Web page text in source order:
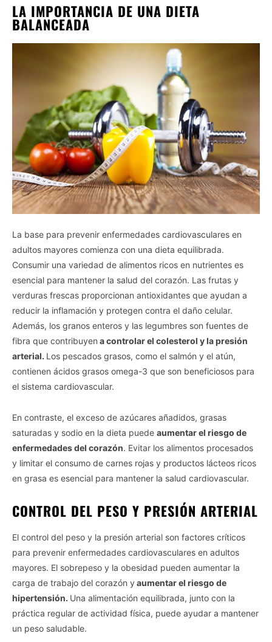
LA IMPORTANCIA DE UNA DIETA
BALANCEADA
La base para prevenir enfermedades cardiovasculares en
adultos mayores comienza con una dieta equilibrada.
Consumir una variedad de alimentos ricos en nutrientes es
esencial para mantener la salud del corazón. Las frutas y
verduras frescas proporcionan antioxidantes que ayudan a
reducir la inflamación y protegen contra el daño celular.
Además, los granos enteros y las legumbres son fuentes de
fibra que contribuyen a controlar el colesterol y la presión
arterial. Los pescados grasos, como el salmón y el atún,
contienen ácidos grasos omega-3 que son beneficiosos para
el sistema cardiovascular.
En contraste, el exceso de azúcares añadidos, grasas
saturadas y sodio en la dieta puede aumentar el riesgo de
enfermedades del corazón. Evitar los alimentos procesados
y limitar el consumo de carnes rojas y productos lácteos ricos
en grasa es esencial para mantener la salud cardiovascular.
CONTROL DEL PESO Y PRESIÓN ARTERIAL
El control del peso y la presión arterial son factores críticos
para prevenir enfermedades cardiovasculares en adultos
mayores. El sobrepeso y la obesidad pueden aumentar la
carga de trabajo del corazón y aumentar el riesgo de
hipertensión. Una alimentación equilibrada, junto con la
práctica regular de actividad física, puede ayudar a mantener
un peso saludable.